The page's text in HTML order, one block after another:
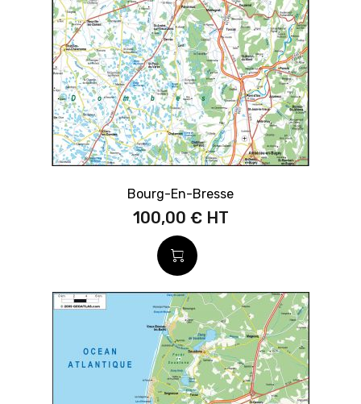
Bourg-En-Bresse
100,00 €